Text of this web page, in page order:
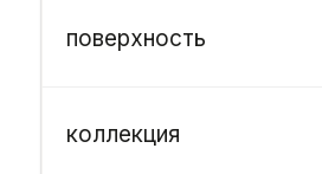
поверхность
коллекция